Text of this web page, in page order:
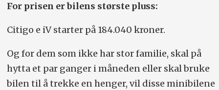
For prisen er bilens største pluss:
Citigo e iV starter på 184.040 kroner.
Og for dem som ikke har stor familie, skal på
hytta et par ganger i måneden eller skal bruke
bilen til å trekke en henger, vil disse minibilene